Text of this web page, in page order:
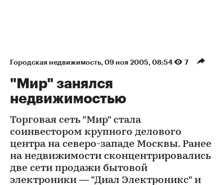
Городская недвижимость⁠, 09 ноя 2005, 08:54 7
"Мир" занялся
недвижимостью
Торговая сеть "Мир" стала
соинвестором крупного делового
центра на северо-западе Москвы. Ранее
на недвижимости сконцентрировались
две сети продажи бытовой
электроники — "Диал Электроникс" и